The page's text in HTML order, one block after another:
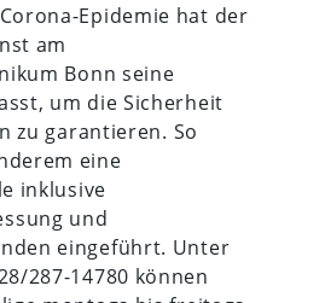
Epidemie hat der
am
Bonn seine
um die Sicherheit
zu garantieren. So
eine
inklusive
und
eingeführt. Unter
287-14780 können